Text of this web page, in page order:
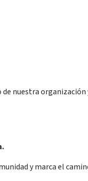
nuestra organización
y marca el